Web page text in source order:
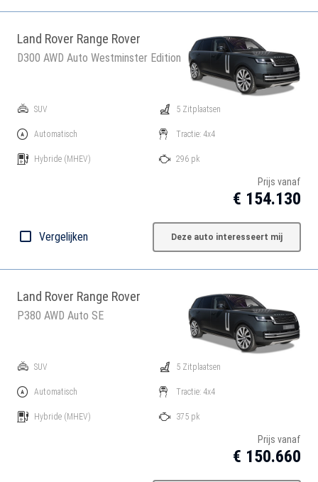
Land Rover Range Rover
D300 AWD Auto Westminster Edition
SUV
Automatisch
Hybride (MHEV)
5 Zitplaatsen
Tractie: 4x4
296 pk
Prijs vanaf
€ 154.130
Vergelijken Deze auto interesseert mij
Land Rover Range Rover
P380 AWD Auto SE
SUV
Automatisch
Hybride (MHEV)
5 Zitplaatsen
Tractie: 4x4
375 pk
Prijs vanaf
€ 150.660